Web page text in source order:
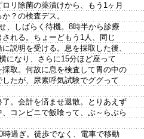
リ除菌の薬漬けから、もう1ヶ月
？の検査デス。
、しばらく待機。8時半から診療
れる。ちょーどもう1人、同じ
説明を受ける。息を採取した後、
になり、さらに15分ほど座って
取。何故に息を検査して胃の中の
たが、尿素呼気試験でググって
。会計を済ませ退散。とりあえず
コンビニで飯喰って、ぶ～らぶら
過ぎ。徒歩でなく、電車で移動